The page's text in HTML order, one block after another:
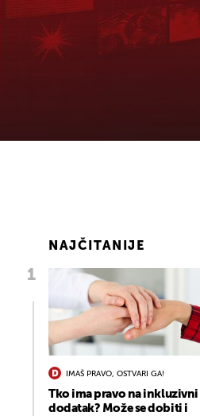
NAJČITANIJE
IMAŠ PRAVO, OSTVARI GA!
Tko ima pravo na inkluzivni
dodatak? Može se dobiti i